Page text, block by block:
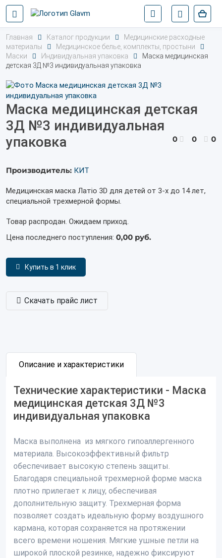
Главная Каталог продукции
Медицинские расходные
материалы
Медицинское белье, комплекты, простыни
Маски
Индивидуальная упаковка
Маска медицинская
детская 3Д №3 индивидуальная упаковка
Маска медицинская детская
3Д №3 индивидуальная
упаковка
0 0 0
Производитель: КИТ
Медицинская маска Латiо 3D для детей от 3-х до 14 лет,
специальной трехмерной формы.
Товар распродан. Ожидаем приход.
Цена последнего поступления: 0,00 руб.
Купить в 1 клик
Скачать прайс лист
Описание и характеристики
Технические характеристики - Маска
медицинская детская 3Д №3
индивидуальная упаковка
Маска выполнена из мягкого гипоаллергенного
материала. Высокоэффективный фильтр
обеспечивает высокую степень защиты.
Благодаря специальной трехмерной форме маска
плотно прилегает к лицу, обеспечивая
дополнительную защиту. Трехмерная форма
позволяет создать идеальную форму воздушного
кармана, которая сохраняется на протяжении
всего времени ношения. Мягкие ушные петли на
широкой плоской резинке, надежно фиксируют